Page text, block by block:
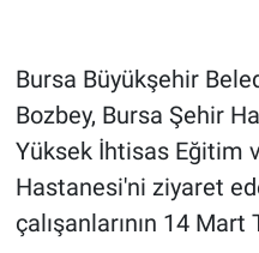
Bursa Büyükşehir
Bozbey, Bursa Şehir
Yüksek İhtisas Eğitim
Hastanesi'ni ziyaret
çalışanlarının 14 Mart